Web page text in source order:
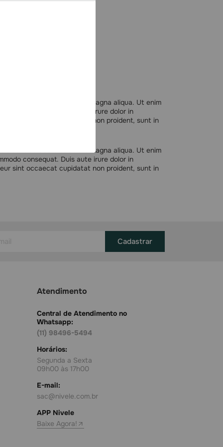
ut labore et dolore magna aliqua. Ut enim
consequat. Duis aute irure dolor in
sint occaecat cupidatat non proident, sunt in
ut labore et dolore magna aliqua. Ut enim
consequat. Duis aute irure dolor in
sint occaecat cupidatat non proident, sunt in
Cadastrar
Atendimento
Central de Atendimento no
Whatsapp:
(11) 98496-5494
Horários:
Segunda a Sexta
09h00 às 17h00
E-mail:
sac@nivele.com.br
APP Nivele
Baixe Agora!